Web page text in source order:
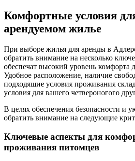
Комфортные условия
арендуемом жилье
При выборе жилья для аренды в
обратить внимание на несколько
обеспечат высокий уровень комфорта
Удобное расположение, наличие
подходящие условия проживания
условия для вашего четвероногого
В целях обеспечения безопасности и
обратить внимание на следующие
Ключевые аспекты для
проживания питомцев